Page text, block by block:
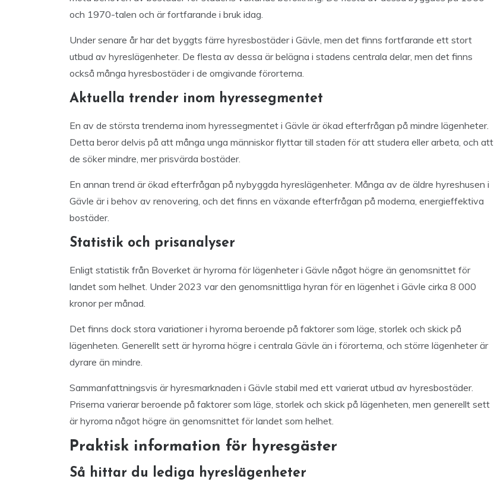
och 1970-talen och är fortfarande i bruk idag.
Under senare år har det byggts färre hyresbostäder i Gävle, men det finns fortfarande ett stort
utbud av hyreslägenheter. De flesta av dessa är belägna i stadens centrala delar, men det finns
också många hyresbostäder i de omgivande förorterna.
Aktuella trender inom hyressegmentet
En av de största trenderna inom hyressegmentet i Gävle är ökad efterfrågan på mindre lägenheter.
Detta beror delvis på att många unga människor flyttar till staden för att studera eller arbeta, och att
de söker mindre, mer prisvärda bostäder.
En annan trend är ökad efterfrågan på nybyggda hyreslägenheter. Många av de äldre hyreshusen i
Gävle är i behov av renovering, och det finns en växande efterfrågan på moderna, energieffektiva
bostäder.
Statistik och prisanalyser
Enligt statistik från Boverket är hyrorna för lägenheter i Gävle något högre än genomsnittet för
landet som helhet. Under 2023 var den genomsnittliga hyran för en lägenhet i Gävle cirka 8 000
kronor per månad.
Det finns dock stora variationer i hyrorna beroende på faktorer som läge, storlek och skick på
lägenheten. Generellt sett är hyrorna högre i centrala Gävle än i förorterna, och större lägenheter är
dyrare än mindre.
Sammanfattningsvis är hyresmarknaden i Gävle stabil med ett varierat utbud av hyresbostäder.
Priserna varierar beroende på faktorer som läge, storlek och skick på lägenheten, men generellt sett
är hyrorna något högre än genomsnittet för landet som helhet.
Praktisk information för hyresgäster
Så hittar du lediga hyreslägenheter